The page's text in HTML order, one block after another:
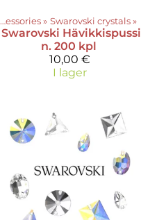
Accessories ‪» Swarovski crystals ‪»
Swarovski Hävikkispussi
n. 200 kpl
10,00 €
I lager